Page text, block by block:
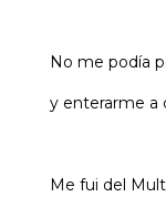
No me podía
y enterarme a
Me fui del